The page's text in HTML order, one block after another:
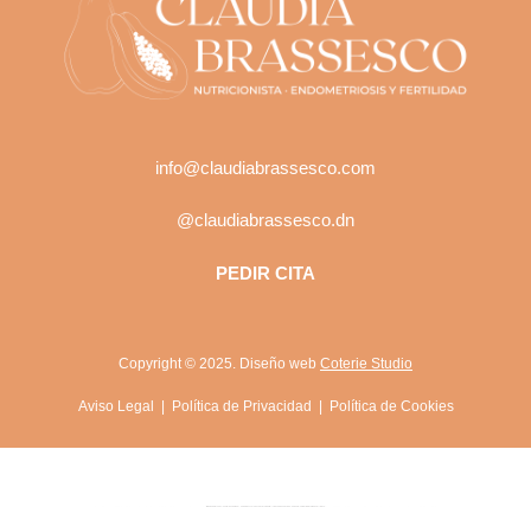
info@claudiabrassesco.com
@claudiabrassesco.dn
PEDIR CITA
Copyright © 2025. Diseño web Coterie Studio
Aviso Legal Política de Privacidad Política de Cookies